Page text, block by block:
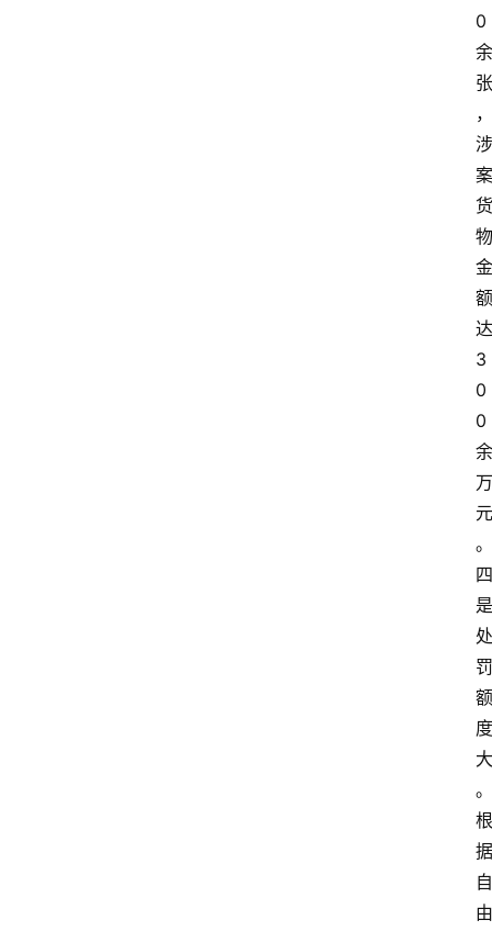
0
余
张
，
涉
案
货
物
金
额
达
3
0
0
余
万
元
。
四
是
处
罚
额
度
大
。
根
据
自
由